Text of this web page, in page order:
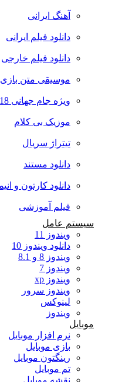
آهنگ ایرانی
دانلود فیلم ایرانی
دانلود فیلم خارجی
موسیقی متن بازی و فیلم
ویژه جام جهانی 2018 روسیه
موزیک بی کلام
تیتراژ سریال
دانلود مستند
دانلود کارتون و انیمیشن
فیلم آموزشی
سیستم عامل
ویندوز 11
دانلود ویندوز 10
ویندوز 8 و 8.1
ویندوز 7
ویندوز xp
ویندوز سرور
لینوکس
ویندوز
نرم افزار موبایل
بازی موبایل
رینگتون موبایل
تم موبایل
نقشه موبایل